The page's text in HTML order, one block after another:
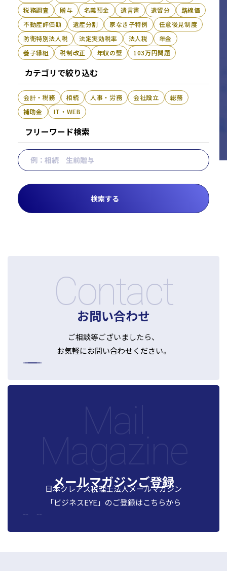
税務調査
贈与 名義預金 遺言書 遺留分
路線価
不動産評価額
遺産分割 家なき子特例
任意後見制度
防衛特別法人税
法定実効税率 法人税
年金
養子縁組
税制改正 年収の壁 103万円問題
カテゴリで絞り込む
会計・税務 相続 人事・労務 会社設立
総務
補助金
IT・WEB
フリーワード検索
Contact
お問い合わせ
ご相談等ございましたら、
お気軽にお問い合わせください。
メールマガジンご登録
日本クレアス税理士法人メールマガジン
「ビジネスEYE」のご登録はこちらから